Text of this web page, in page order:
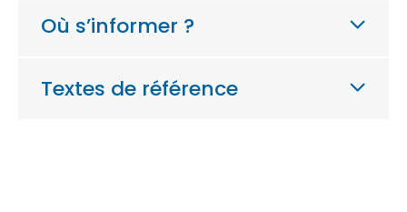
Où s’informer ?
Textes de référence